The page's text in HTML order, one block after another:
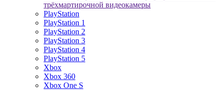
трёхмартирочной видеокамеры
PlayStation
PlayStation 1
PlayStation 2
PlayStation 3
PlayStation 4
PlayStation 5
Xbox
Xbox 360
Xbox One S